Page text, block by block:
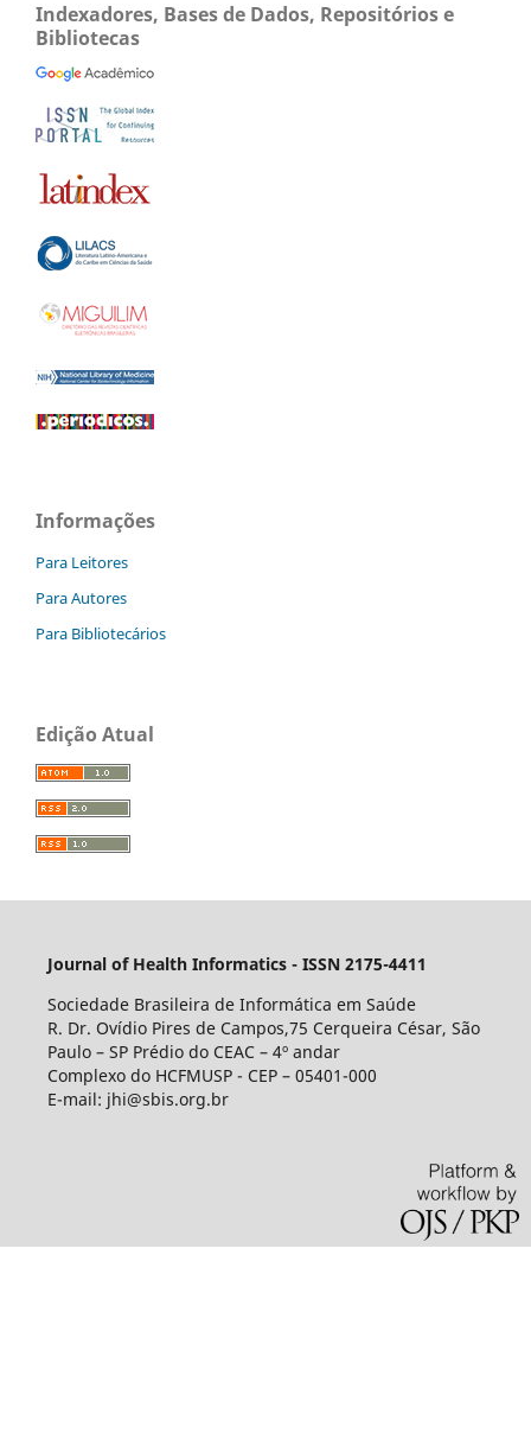
Indexadores, Bases de Dados, Repositórios e
Bibliotecas
Informações
Para Leitores
Para Autores
Para Bibliotecários
Edição Atual
Journal of Health Informatics - ISSN 2175-4411
Sociedade Brasileira de Informática em Saúde
R. Dr. Ovídio Pires de Campos,75 Cerqueira César, São
Paulo – SP Prédio do CEAC – 4º andar
Complexo do HCFMUSP - CEP – 05401-000
E-mail: jhi@sbis.org.br